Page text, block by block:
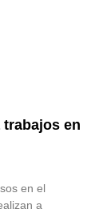
en
en el
a